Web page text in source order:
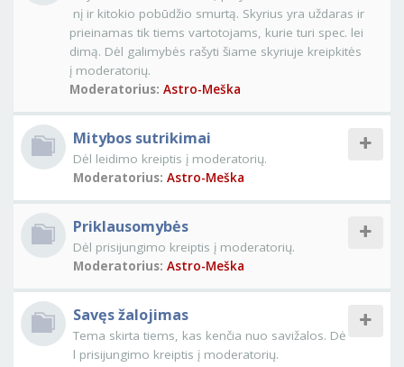
nį ir kitokio pobūdžio smurtą. Skyrius yra uždaras ir
prieinamas tik tiems vartotojams, kurie turi spec. lei
dimą. Dėl galimybės rašyti šiame skyriuje kreipkitės
į moderatorių.
Moderatorius: Astro-Meška
Mitybos sutrikimai
Dėl leidimo kreiptis į moderatorių.
Moderatorius: Astro-Meška
Priklausomybės
Dėl prisijungimo kreiptis į moderatorių.
Moderatorius: Astro-Meška
Savęs žalojimas
Tema skirta tiems, kas kenčia nuo savižalos. Dė
l prisijungimo kreiptis į moderatorių.